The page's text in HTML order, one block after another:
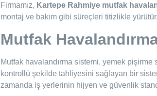
Firmamız, Kartepe Rahmiye mutfak
montaj ve bakım gibi süreçleri titizlikle yürütür.
Mutfak
Mutfak havalandırma sistemi, yemek pişirme
kontrollü şekilde tahliyesini sağlayan bir
zamanda iş yerlerinin hijyen ve güvenlik